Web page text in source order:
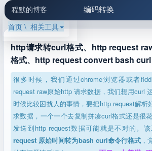
程默的博客 编码转换
格式化与前端
网络工具
邮件工具
生活便民
5.1支付宝大红包
首页 \ 相关工具
http请求转curl格式、http request
格式、http request convert bash curl
很多时候，我们通过chrome浏览器或者
request raw原始http 请求数据，我们想用curl
时候比较困扰人的事情，要把http request解析
求数据，一个一个去复制拼凑curl格式还是很
发送到http request数据可能就是不对的。
request 原始时间转为bash curl命令行格式 ，